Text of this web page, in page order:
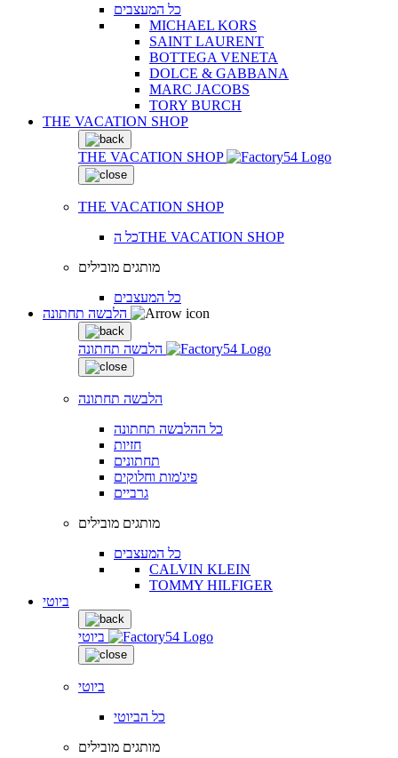
כל המעצבים
MICHAEL KORS
SAINT LAURENT
BOTTEGA VENETA
DOLCE & GABBANA
MARC JACOBS
TORY BURCH
THE VACATION SHOP
THE VACATION SHOP
THE VACATION SHOP
כל הTHE VACATION SHOP
מותגים מובילים
כל המעצבים
הלבשה תחתונה
הלבשה תחתונה
כל ההלבשה תחתונה
חזיות
תחתונים
פיג'מות וחלוקים
גרביים
מותגים מובילים
כל המעצבים
CALVIN KLEIN
TOMMY HILFIGER
ביוטי
ביוטי
ביוטי
כל הביוטי
מותגים מובילים